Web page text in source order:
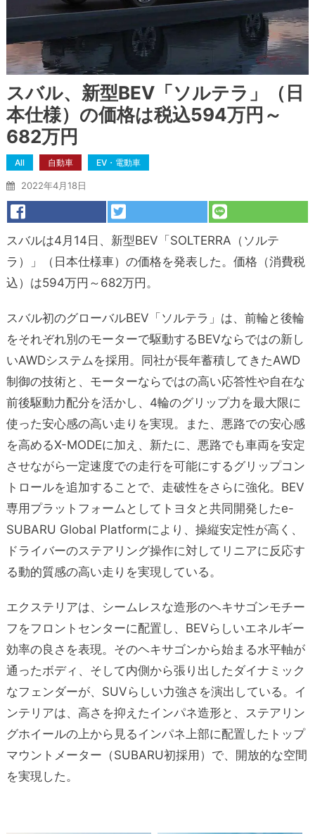
スバル、新型BEV「ソルテラ」（日
本仕様）の価格は税込594万円～
682万円
All 自動車 EV・電動車
2022年4月18日
スバルは4月14日、新型BEV「SOLTERRA（ソルテ
ラ）」（日本仕様車）の価格を発表した。価格（消費税
込）は594万円～682万円。
スバル初のグローバルBEV「ソルテラ」は、前輪と後輪
をそれぞれ別のモーターで駆動するBEVならではの新し
いAWDシステムを採用。同社が長年蓄積してきたAWD
制御の技術と、モーターならではの高い応答性や自在な
前後駆動力配分を活かし、4輪のグリップ力を最大限に
使った安心感の高い走りを実現。また、悪路での安心感
を高めるX-MODEに加え、新たに、悪路でも車両を安定
させながら一定速度での走行を可能にするグリップコン
トロールを追加することで、走破性をさらに強化。BEV
専用プラットフォームとしてトヨタと共同開発したe-
SUBARU Global Platformにより、操縦安定性が高く、
ドライバーのステアリング操作に対してリニアに反応す
る動的質感の高い走りを実現している。
エクステリアは、シームレスな造形のヘキサゴンモチー
フをフロントセンターに配置し、BEVらしいエネルギー
効率の良さを表現。そのヘキサゴンから始まる水平軸が
通ったボディ、そして内側から張り出したダイナミック
なフェンダーが、SUVらしい力強さを演出している。イ
ンテリアは、高さを抑えたインパネ造形と、ステアリン
グホイールの上から見るインパネ上部に配置したトップ
マウントメーター（SUBARU初採用）で、開放的な空間
を実現した。